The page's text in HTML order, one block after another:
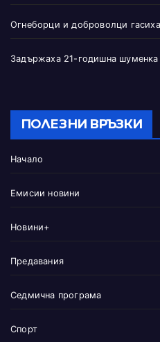
Огнеборци и доброволци
Задържаха 21-годишна шуменка
ПОЛЕЗНИ ВРЪЗКИ
Начало
Емисии новини
Новини+
Предавания
Седмична програма
Спорт